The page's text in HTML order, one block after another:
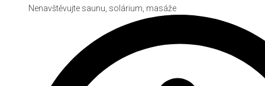
Nenavštěvujte saunu, solárium, masáže